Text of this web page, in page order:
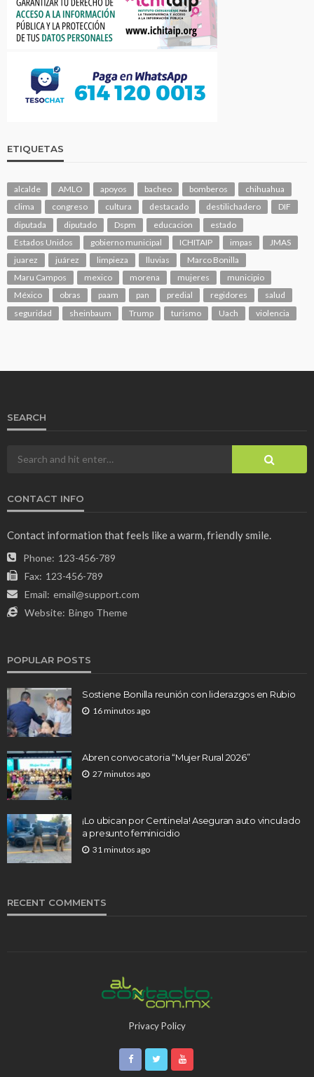
ETIQUETAS
alcalde AMLO apoyos bacheo bomberos
chihuahua
clima
congreso cultura destacado destilichadero
DIF
diputada
diputado Dspm educacion
estado
Estados Unidos
gobierno municipal ICHITAIP impas
JMAS
juarez
juárez limpieza lluvias
Marco Bonilla
Maru Campos
mexico morena mujeres
municipio
México
obras paam pan predial regidores
salud
seguridad
sheinbaum Trump turismo Uach violencia
SEARCH
CONTACT INFO
Contact information that feels like a warm, friendly smile.
Phone: 123-456-789
Fax: 123-456-789
Email: email@support.com
Website: Bingo Theme
POPULAR POSTS
Sostiene Bonilla reunión con liderazgos en Rubio
16 minutos ago
Abren convocatoria “Mujer Rural 2026”
27 minutos ago
¡Lo ubican por Centinela! Aseguran auto vinculado
a presunto feminicidio
31 minutos ago
RECENT COMMENTS
Privacy Policy